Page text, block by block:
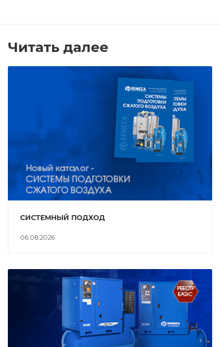
Читать далее
06.08.2026
СИСТЕМНЫЙ ПОДХОД